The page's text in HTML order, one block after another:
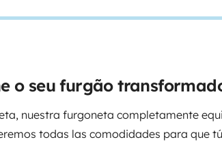
o seu furgão
nuestra furgoneta completamente
todas las comodidades para que